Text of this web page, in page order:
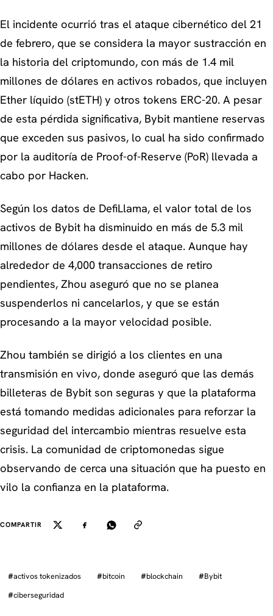
El incidente ocurrió tras el ataque cibernético del 21
de febrero, que se considera la mayor sustracción en
la historia del criptomundo, con más de 1.4 mil
millones de dólares en activos robados, que incluyen
Ether líquido (stETH) y otros tokens ERC-20. A pesar
de esta pérdida significativa, Bybit mantiene reservas
que exceden sus pasivos, lo cual ha sido confirmado
por la auditoría de Proof-of-Reserve (PoR) llevada a
cabo por Hacken.
Según los datos de DefiLlama, el valor total de los
activos de Bybit ha disminuido en más de 5.3 mil
millones de dólares desde el ataque. Aunque hay
alrededor de 4,000 transacciones de retiro
pendientes, Zhou aseguró que no se planea
suspenderlos ni cancelarlos, y que se están
procesando a la mayor velocidad posible.
Zhou también se dirigió a los clientes en una
transmisión en vivo, donde aseguró que las demás
billeteras de Bybit son seguras y que la plataforma
está tomando medidas adicionales para reforzar la
seguridad del intercambio mientras resuelve esta
crisis. La comunidad de criptomonedas sigue
observando de cerca una situación que ha puesto en
vilo la confianza en la plataforma.
COMPARTIR
#activos tokenizados #bitcoin #blockchain #Bybit
#ciberseguridad